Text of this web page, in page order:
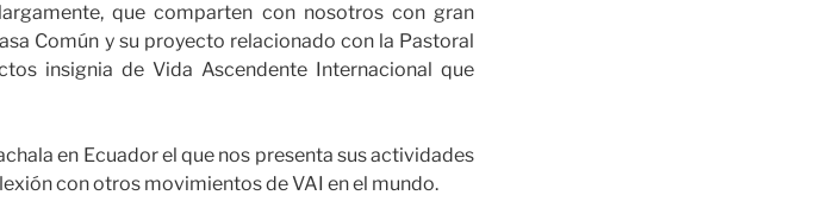
que comparten con nosotros con gran
Común y su proyecto relacionado con la Pastoral
insignia de Vida Ascendente Internacional que
en Ecuador el que nos presenta sus actividades
con otros movimientos de VAI en el mundo.